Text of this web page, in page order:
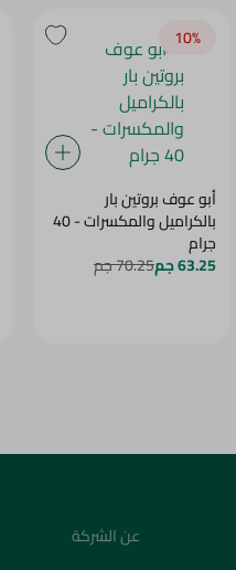
10‎%‎
أبو عوف بروتين بار
بالكراميل والمكسرات - 40
جرام
63.25 جم 70.25 جم
عن الشركة